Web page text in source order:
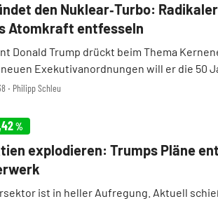
‧ Philipp Schleu
den Nuklear‑Turbo:
Atomkraft entfesseln
Donald Trump drückt beim Thema
Exekutivanordnungen will er die 50
NRC (Nuclear Regulatory
%
explodieren: Trumps Pläne
ist in heller Aufregung. Aktuell